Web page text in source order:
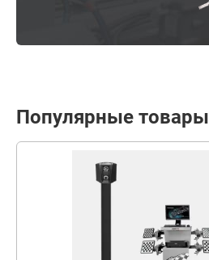
Популярные товары